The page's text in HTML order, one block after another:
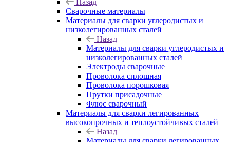
Назад
Сварочные материалы
Материалы для сварки углеродистых и
низколегированных сталей
Назад
Материалы для сварки углеродистых и
низколегированных сталей
Электроды сварочные
Проволока сплошная
Проволока порошковая
Прутки присадочные
Флюс сварочный
Материалы для сварки легированных
высокопрочных и теплоустойчивых сталей
Назад